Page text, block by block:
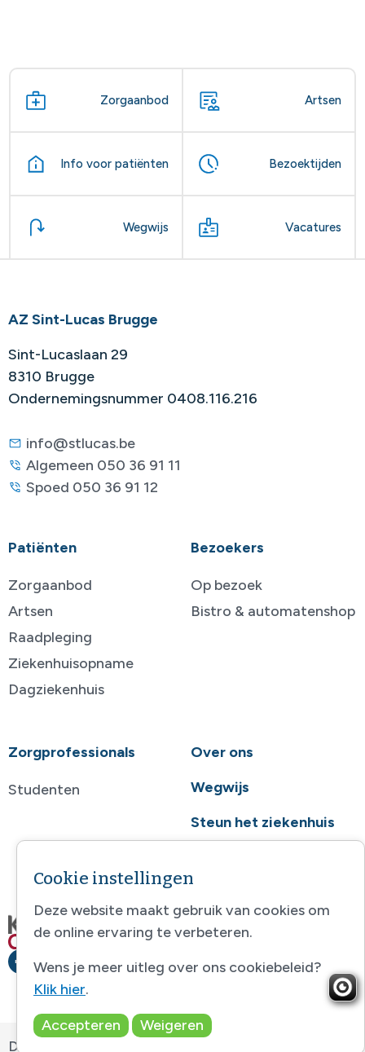
Zorgaanbod Artsen
Info voor patiënten Bezoektijden
Wegwijs Vacatures
AZ Sint-Lucas Brugge
Sint-Lucaslaan 29
8310 Brugge
Ondernemingsnummer 0408.116.216
info@stlucas.be
Algemeen 050 36 91 11
Spoed 050 36 91 12
Patiënten
Zorgaanbod
Artsen
Raadpleging
Ziekenhuisopname
Dagziekenhuis
Bezoekers
Op bezoek
Bistro & automatenshop
Zorgprofessionals
Studenten
Over ons
Wegwijs
Steun het ziekenhuis
Disclaimer
Cookie instellingen
Deze website maakt gebruik van cookies om
de online ervaring te verbeteren.
Wens je meer uitleg over ons cookiebeleid?
Klik hier.
Accepteren
Weigeren